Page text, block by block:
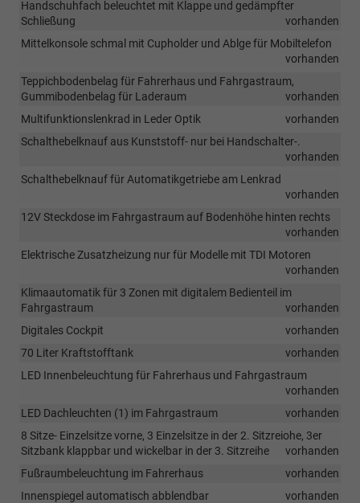
Handschuhfach beleuchtet mit Klappe und gedämpfter
Schließung
vorhanden
Mittelkonsole schmal mit Cupholder und Ablge für Mobiltelefon
vorhanden
Teppichbodenbelag für Fahrerhaus und Fahrgastraum,
Gummibodenbelag für Laderaum
vorhanden
Multifunktionslenkrad in Leder Optik
vorhanden
Schalthebelknauf aus Kunststoff- nur bei Handschalter-.
vorhanden
Schalthebelknauf für Automatikgetriebe am Lenkrad
vorhanden
12V Steckdose im Fahrgastraum auf Bodenhöhe hinten rechts
vorhanden
Elektrische Zusatzheizung nur für Modelle mit TDI Motoren
vorhanden
Klimaautomatik für 3 Zonen mit digitalem Bedienteil im
Fahrgastraum
vorhanden
Digitales Cockpit
vorhanden
70 Liter Kraftstofftank
vorhanden
LED Innenbeleuchtung für Fahrerhaus und Fahrgastraum
vorhanden
LED Dachleuchten (1) im Fahrgastraum
vorhanden
8 Sitze- Einzelsitze vorne, 3 Einzelsitze in der 2. Sitzreiohe, 3er
Sitzbank klappbar und wickelbar in der 3. Sitzreihe
vorhanden
Fußraumbeleuchtung im Fahrerhaus
vorhanden
Innenspiegel automatisch abblendbar
vorhanden